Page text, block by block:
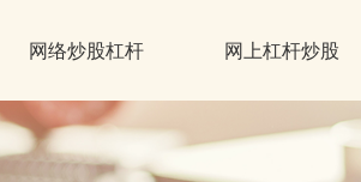
网络炒股杠杆 网上杠杆炒股